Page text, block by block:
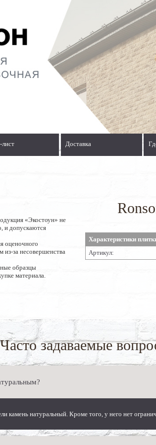
Доставка
«Экостоун» не
и допускаются
оценочного
из-за несовершенства
образцы
материала.
Характеристики
Артикул:
Часто задаваемые
камень натуральный. Кроме того, у него нет